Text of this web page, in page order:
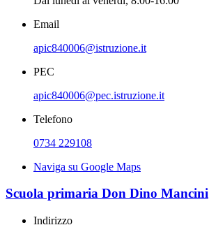
Email
apic840006@istruzione.it
PEC
apic840006@pec.istruzione.it
Telefono
0734 229108
Naviga su Google Maps
Scuola primaria Don Dino Mancini
Indirizzo